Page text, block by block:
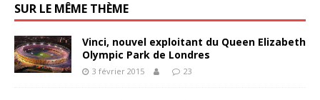
SUR LE MÊME THÈME
Vinci, nouvel exploitant du Queen Elizabeth
Olympic Park de Londres
3 février 2015 23